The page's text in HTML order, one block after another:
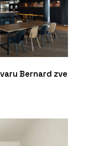
Bernard zve